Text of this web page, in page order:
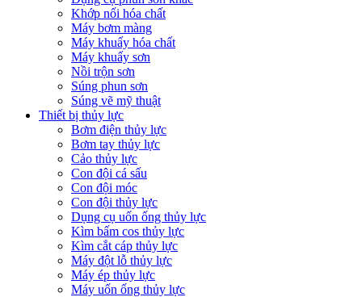
Khớp nối hóa chất
Máy bơm màng
Máy khuấy hóa chất
Máy khuấy sơn
Nồi trộn sơn
Súng phun sơn
Súng vẽ mỹ thuật
Thiết bị thủy lực
Bơm điện thủy lực
Bơm tay thủy lực
Cảo thủy lực
Con đội cá sấu
Con đội móc
Con đội thủy lực
Dụng cụ uốn ống thủy lực
Kìm bấm cos thủy lực
Kìm cắt cáp thủy lực
Máy đột lỗ thủy lực
Máy ép thủy lực
Máy uốn ống thủy lực